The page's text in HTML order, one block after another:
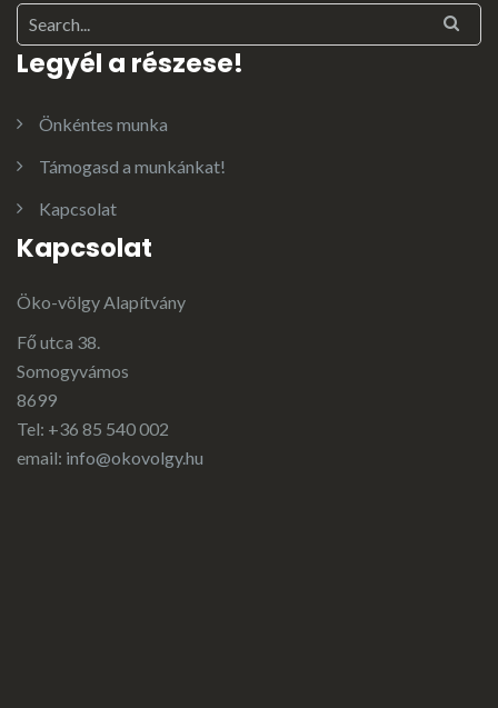
Legyél a részese!
Önkéntes munka
Támogasd a munkánkat!
Kapcsolat
Kapcsolat
Öko-völgy Alapítvány
Fő utca 38.
Somogyvámos
8699
Tel: +36 85 540 002
email: info@okovolgy.hu